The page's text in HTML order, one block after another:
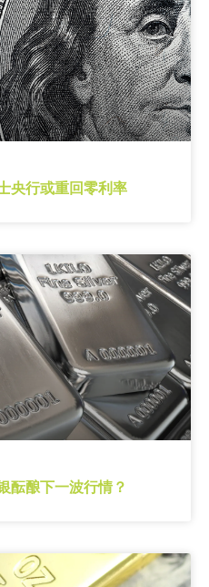
央行或重回零利率
酝酿下一波行情？